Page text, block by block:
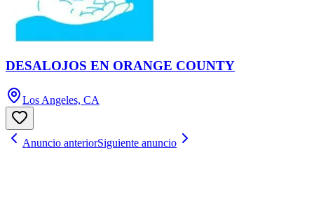
DESALOJOS EN ORANGE COUNTY
Los Angeles, CA
Anuncio anteriorSiguiente anuncio